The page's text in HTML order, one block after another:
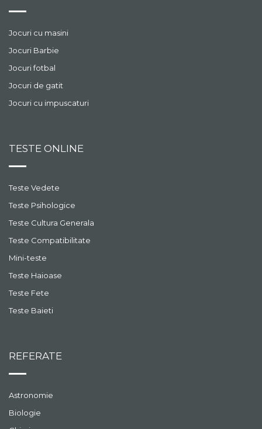
Jocuri cu masini
Jocuri Barbie
Jocuri fotbal
Jocuri de gatit
Jocuri cu impuscaturi
TESTE ONLINE
Teste Vedete
Teste Psihologice
Teste Cultura Generala
Teste Compatibilitate
Mini-teste
Teste Haioase
Teste Fete
Teste Baieti
REFERATE
Astronomie
Biologie